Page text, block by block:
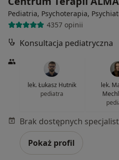
Pediatria, Psychoterapia,
4357 opinii
Konsultacja pediatryczna
lek. Łukasz Hutnik
pediatra
lek.
Pokaż profil